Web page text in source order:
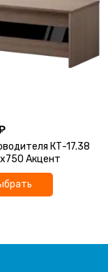
КТ-17.38
Акцент